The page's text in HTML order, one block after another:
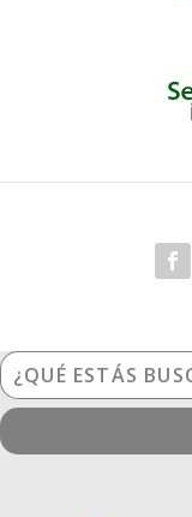
¿Qué
estás
buscando?